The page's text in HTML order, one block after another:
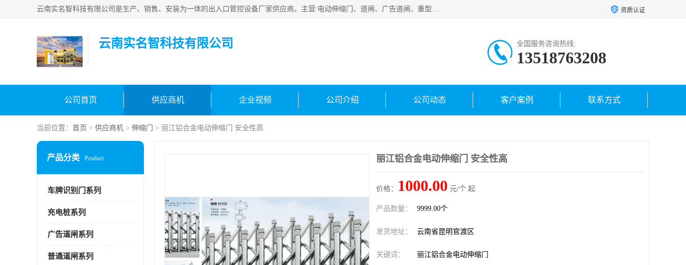
云南实名智科技有限公司是生产、销售、安装为一体的出入口管控设备厂家供应商。主营:电动伸缩门、道闸、广告道闸、重型空降闸、车牌识别、门禁通道、升降柱、岗亭、旗杆等智能设备。主营产品: 电动伸缩门,道闸门禁,车牌识别 生产、销售、安装为一体的出入口管控设备厂家源头供应商。 资质认证
云南实名智科技有限公司 全国服务咨询热线:
13518763208
公司首页 供应商机 企业视频 公司介绍 公司动态 客户案例 联系方式
当前位置： 首页 > 供应商机 > 伸缩门 > 丽江铝合金电动伸缩门 安全性高
产品分类 Product
车牌识别门系列
充电桩系列
广告道闸系列
普通道闸系列
丽江铝合金电动伸缩门 安全性高
价格： 1000.00 元/个 起
产品数量： 9999.00个
发货地址： 云南省昆明官渡区
关键词： 丽江铝合金电动伸缩门